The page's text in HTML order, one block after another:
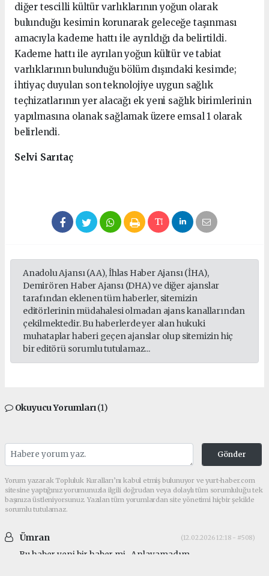
diğer tescilli kültür varlıklarının yoğun olarak
bulunduğu kesimin korunarak geleceğe taşınması
amacıyla kademe hattı ile ayrıldığı da belirtildi.
Kademe hattı ile ayrılan yoğun kültür ve tabiat
varlıklarının bulunduğu bölüm dışındaki kesimde;
ihtiyaç duyulan son teknolojiye uygun sağlık
teçhizatlarının yer alacağı ek yeni sağlık birimlerinin
yapılmasına olanak sağlamak üzere emsal 1 olarak
belirlendi.
Selvi Sarıtaç
Anadolu Ajansı (AA), İhlas Haber Ajansı (İHA),
Demirören Haber Ajansı (DHA) ve diğer ajanslar
tarafından eklenen tüm haberler, sitemizin
editörlerinin müdahalesi olmadan ajans kanallarından
çekilmektedir. Bu haberlerde yer alan hukuki
muhataplar haberi geçen ajanslar olup sitemizin hiç
bir editörü sorumlu tutulamaz...
Okuyucu Yorumları(1)
Gönder
Yorum yazarak Topluluk Kuralları’nı kabul etmiş bulunuyor ve yurt-haber.com
sitesine yaptığınız yorumunuzla ilgili doğrudan veya dolaylı tüm sorumluluğu tek
başınıza üstleniyorsunuz. Yazılan tüm yorumlardan site yönetimi hiçbir şekilde
sorumlu tutulamaz.
Ümran (12.02.2026 12:18 - #508)
Bu haber yeni bir haber mi.. Anlayamadım..